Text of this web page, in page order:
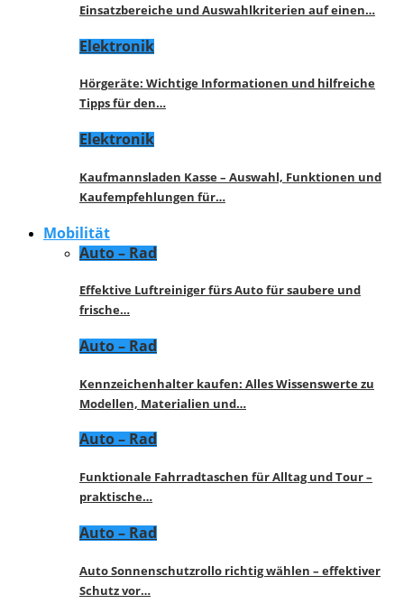
Einsatzbereiche und Auswahlkriterien auf einen…
Elektronik
Hörgeräte: Wichtige Informationen und hilfreiche
Tipps für den…
Elektronik
Kaufmannsladen Kasse – Auswahl, Funktionen und
Kaufempfehlungen für…
Mobilität
Auto – Rad
Effektive Luftreiniger fürs Auto für saubere und
frische…
Auto – Rad
Kennzeichenhalter kaufen: Alles Wissenswerte zu
Modellen, Materialien und…
Auto – Rad
Funktionale Fahrradtaschen für Alltag und Tour –
praktische…
Auto – Rad
Auto Sonnenschutzrollo richtig wählen – effektiver
Schutz vor…